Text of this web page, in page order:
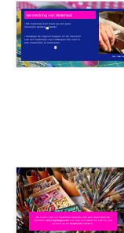
Verwerking van Materiaal
Beeld: Publiek
• Elk materiaal kan maar op een paar
manieren worden verwerkt.
• Vanwege de eigenschappen en de structuur
van een materiaal zijn ontwerpen dus niet in
alle materialen te realiseren.
De keuze van het materiaal bepaalt voor een groot deel de
uiterlijke verschijningsvormvan een kunstwerk en kan zo ook
invloed op debetekenis hebben.